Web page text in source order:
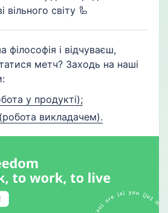
світу 🦾
філософія і відчуваєш,
метч? Заходь на наші
у продукті);
викладачем).